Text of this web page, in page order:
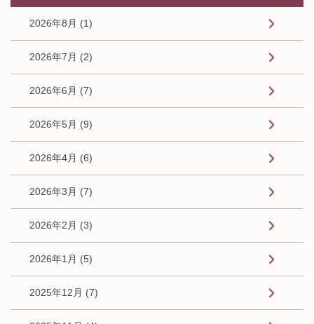
2026年8月 (1)
2026年7月 (2)
2026年6月 (7)
2026年5月 (9)
2026年4月 (6)
2026年3月 (7)
2026年2月 (3)
2026年1月 (5)
2025年12月 (7)